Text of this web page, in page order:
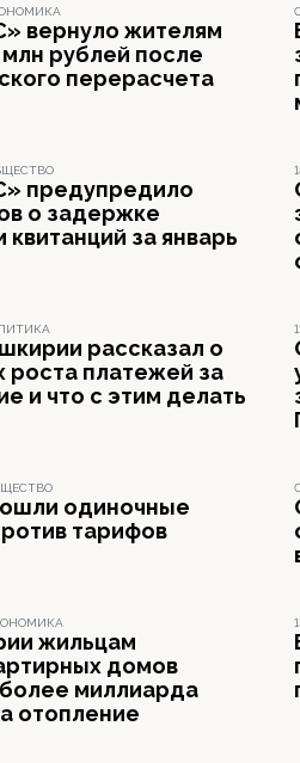
вернуло жителям
млн рублей после
перерасчета
предупредило
о задержке
квитанций за январь
рассказал о
роста платежей за
и что с этим делать
одиночные
тарифов
жильцам
домов
миллиарда
отопление